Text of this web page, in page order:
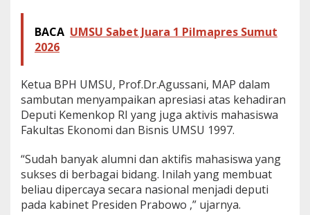
BACA UMSU Sabet Juara 1 Pilmapres Sumut
2026
Ketua BPH UMSU, Prof.Dr.Agussani, MAP dalam
sambutan menyampaikan apresiasi atas kehadiran
Deputi Kemenkop RI yang juga aktivis mahasiswa
Fakultas Ekonomi dan Bisnis UMSU 1997.
“Sudah banyak alumni dan aktifis mahasiswa yang
sukses di berbagai bidang. Inilah yang membuat
beliau dipercaya secara nasional menjadi deputi
pada kabinet Presiden Prabowo ,” ujarnya.